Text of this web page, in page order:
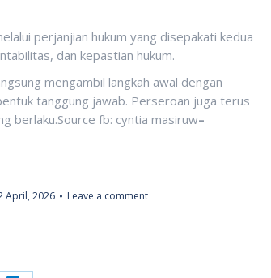
perjanjian hukum yang disepakati kedua
dan kepastian hukum.
mengambil langkah awal dengan
tanggung jawab. Perseroan juga terus
berlaku.Source fb: cyntia masiruw–
April, 2026 Leave a comment